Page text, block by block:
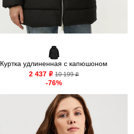
Куртка удлиненная с капюшоном
2 437 o 10 199o
-76%